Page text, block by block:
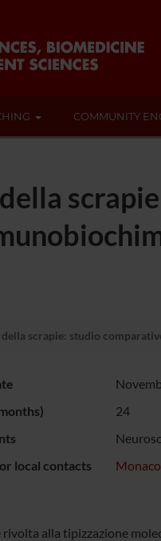
COMMUNITY
della scrapie: studio
24
local contacts
rivolta alla tipizzazione